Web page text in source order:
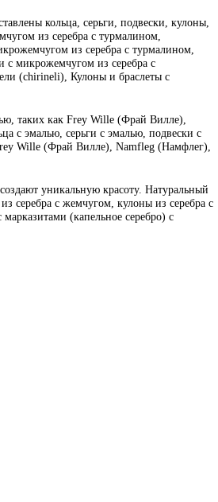
кольца, серьги, подвески, кулоны,
из серебра с турмалином,
из серебра с турмалином,
с микрожемчугом из серебра с
(chirineli), Кулоны и браслеты с
таких как Frey Wille (Фрай Вилле),
с эмалью, серьги с эмалью, подвески с
Wille (Фрай Вилле), Namfleg (Намфлег),
уникальную красоту. Натуральный
серебра с жемчугом, кулоны из серебра с
(капельное серебро) с